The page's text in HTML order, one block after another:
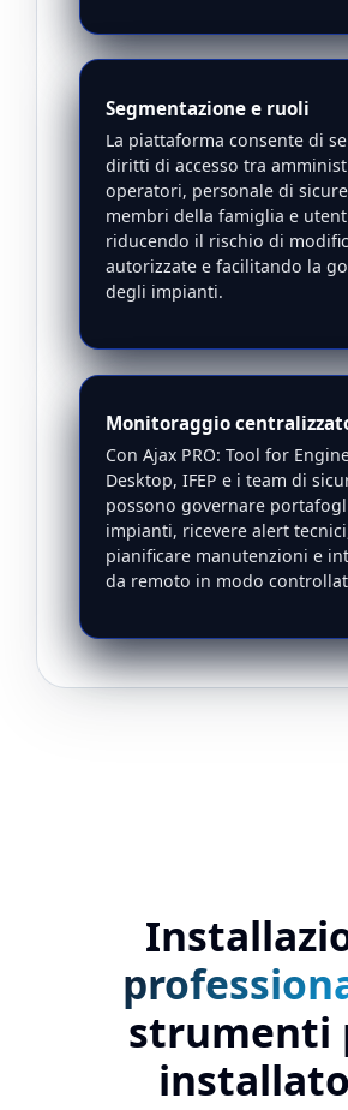
Segmentazione e ruoli
La piattaforma consente di
diritti di accesso tra
operatori, personale di
membri della famiglia e
riducendo il rischio di
autorizzate e facilitando la
degli impianti.
Monitoraggio
Con Ajax PRO: Tool for
Desktop, IFEP e i team di
possono governare
impianti, ricevere alert
pianificare manutenzioni e
da remoto in modo
strumenti